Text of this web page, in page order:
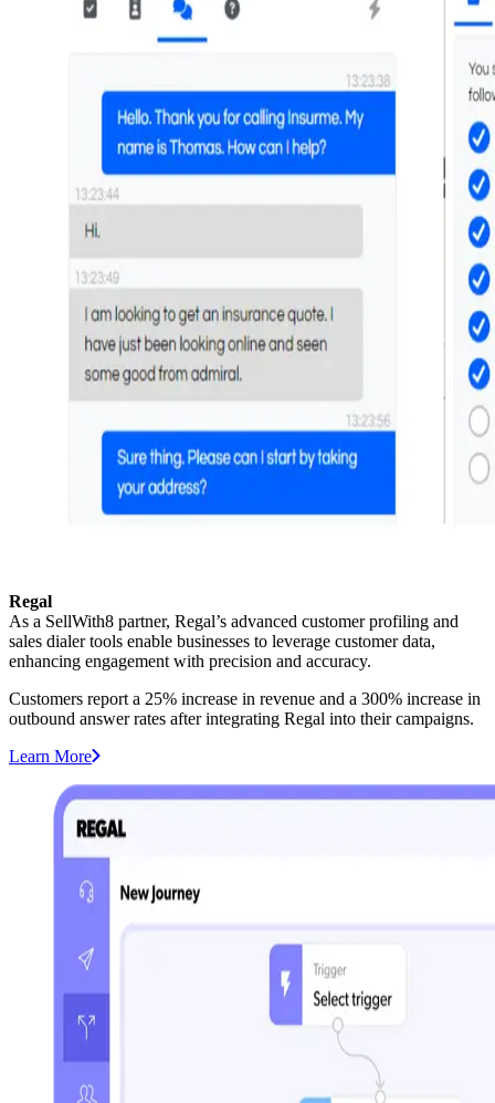
Regal
As a SellWith8 partner, Regal’s advanced customer profiling and
sales dialer tools enable businesses to leverage customer data,
enhancing engagement with precision and accuracy.
Customers report a 25% increase in revenue and a 300% increase in
outbound answer rates after integrating Regal into their campaigns.
Learn More